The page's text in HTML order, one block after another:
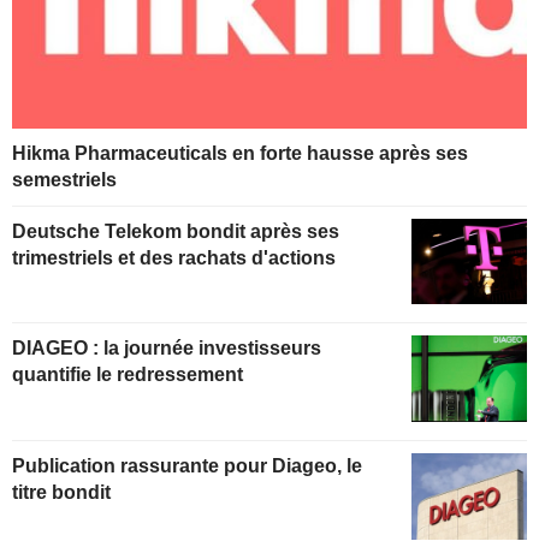
Hikma Pharmaceuticals en forte hausse après ses
semestriels
Deutsche Telekom bondit après ses
trimestriels et des rachats d'actions
DIAGEO : la journée investisseurs
quantifie le redressement
Publication rassurante pour Diageo, le
titre bondit